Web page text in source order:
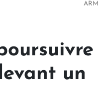
ARM
un